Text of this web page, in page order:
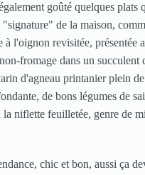
goûté quelques plats
"signature" de la maison,
à l'oignon revisitée, présentée
fromage dans un succulent
d'agneau printanier plein
de bons légumes de
la niflette feuilletée, genre de
chic et bon, aussi ça